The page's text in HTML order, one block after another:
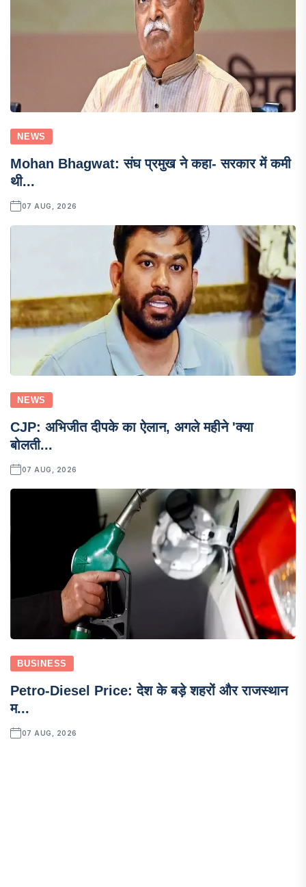
NEWS
Mohan Bhagwat: संघ प्रमुख ने कहा- सरकार में कमी
थी...
07 AUG, 2026
NEWS
CJP: अभिजीत दीपके का ऐलान, अगले महीने 'क्या
बोलती...
07 AUG, 2026
BUSINESS
Petro-Diesel Price: देश के बड़े शहरों और राजस्थान
म...
07 AUG, 2026